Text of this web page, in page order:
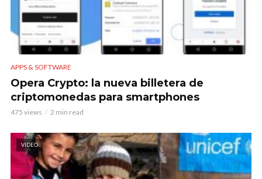
APPS & SOFTWARE
Opera Crypto: la nueva billetera de
criptomonedas para smartphones
475 views 2 min read
VIDEO